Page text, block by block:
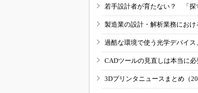
若手設計者が育たない？ 「探
製造業の設計・解析業務にお
過酷な環境で使う光学デバイ
CADツールの見直しは本当に
3Dプリンタニュースまとめ（